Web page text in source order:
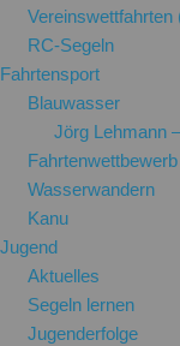
Vereinswettfahrten
RC-Segeln
Fahrtensport
Blauwasser
Jörg Lehmann
Fahrtenwettbewerb
Wasserwandern
Kanu
Jugend
Aktuelles
Segeln lernen
Jugenderfolge